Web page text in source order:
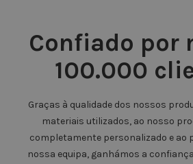
Confiado por
100.000
Graças à qualidade dos nossos
materiais utilizados, ao nosso
completamente personalizado e ao
nossa equipa, ganhámos a